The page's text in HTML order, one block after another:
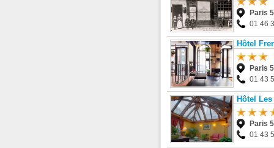
Paris
01 46
Hôtel
Paris
01 43
Hôtel
Paris
01 43